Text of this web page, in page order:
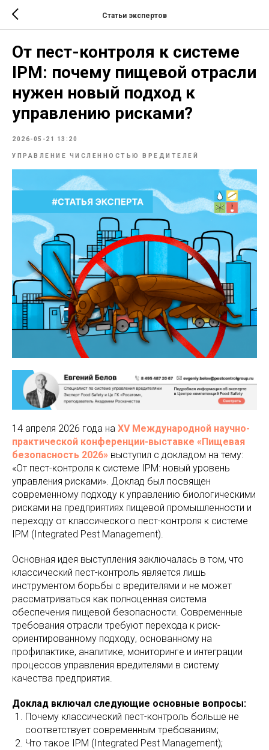
Статьи экспертов
От пест-контроля к системе
IPM: почему пищевой отрасли
нужен новый подход к
управлению рисками?
2026-05-21 13:20
УПРАВЛЕНИЕ ЧИСЛЕННОСТЬЮ ВРЕДИТЕЛЕЙ
14 апреля 2026 года на XV Международной научно-
практической конференции-выставке «Пищевая
безопасность 2026» выступил с докладом на тему:
«От пест-контроля к системе IPM: новый уровень
управления рисками». Доклад был посвящен
современному подходу к управлению биологическими
рисками на предприятиях пищевой промышленности и
переходу от классического пест-контроля к системе
IPM (Integrated Pest Management).
Основная идея выступления заключалась в том, что
классический пест-контроль является лишь
инструментом борьбы с вредителями и не может
рассматриваться как полноценная система
обеспечения пищевой безопасности. Современные
требования отрасли требуют перехода к риск-
ориентированному подходу, основанному на
профилактике, аналитике, мониторинге и интеграции
процессов управления вредителями в систему
качества предприятия.
Доклад включал следующие основные вопросы:
Почему классический пест-контроль больше не
соответствует современным требованиям;
Что такое IPM (Integrated Pest Management);